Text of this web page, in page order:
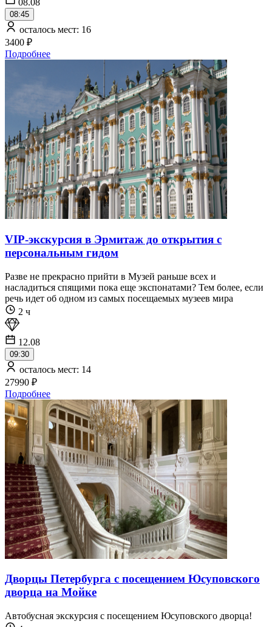
08.08
08:45
осталось мест: 16
3400 ₽
Подробнее
VIP-экскурсия в Эрмитаж до открытия с
персональным гидом
Разве не прекрасно прийти в Музей раньше всех и
насладиться спящими пока еще экспонатами? Тем более, если
речь идет об одном из самых посещаемых музеев мира
2 ч
12.08
09:30
осталось мест: 14
27990 ₽
Подробнее
Дворцы Петербурга с посещением Юсуповского
дворца на Мойке
Автобусная экскурсия c посещением Юсуповского дворца!